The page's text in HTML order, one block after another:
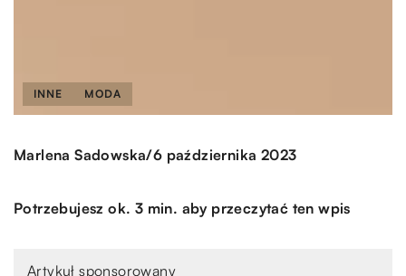
INNE MODA
Marlena Sadowska/6 października 2023
Potrzebujesz ok. 3 min. aby przeczytać ten wpis
Artykuł sponsorowany